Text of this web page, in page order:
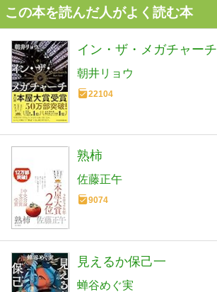
この本を読んだ人がよく読む本
イン・ザ・メガチャーチ
朝井リョウ
22104
熟柿
佐藤正午
9074
見えるか保己一
蝉谷めぐ実